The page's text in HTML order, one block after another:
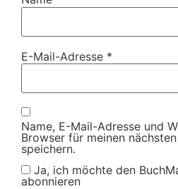
E-Mail-Adresse *
Name, E-Mail-Adresse und
Browser für meinen
speichern.
Ja, ich möchte den
abonnieren